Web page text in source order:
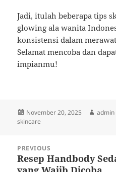
Jadi, itulah beberapa tips
glowing ala wanita
konsistensi dalam
Selamat mencoba dan
impianmu!
Posted
on
November 20, 2025 Author
admin
skincare
navigation
PREVIOUS
Previous
Resep Handbody